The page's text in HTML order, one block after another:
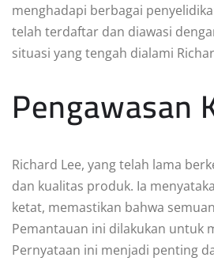
menghadapi berbagai
telah terdaftar dan diawasi
situasi yang tengah dialami
Pengawasan
Richard Lee, yang telah lama
dan kualitas produk. Ia
ketat, memastikan bahwa
Pemantauan ini dilakukan untuk
Pernyataan ini menjadi penting